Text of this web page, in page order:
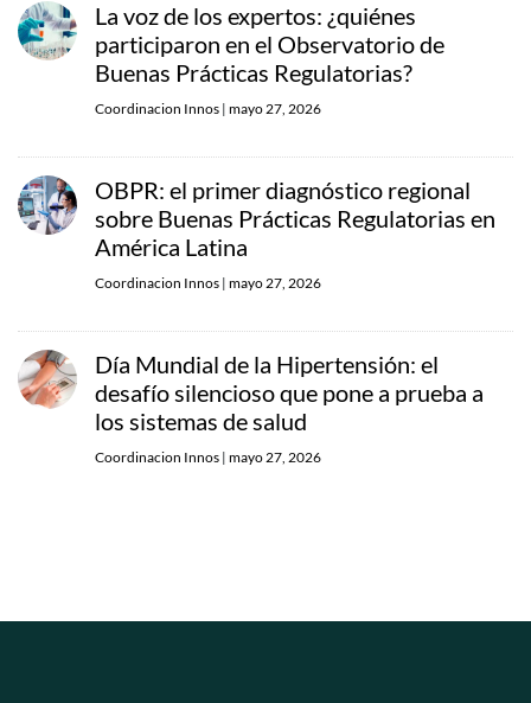
La voz de los expertos: ¿quiénes
participaron en el Observatorio de
Buenas Prácticas Regulatorias?
Coordinacion Innos | mayo 27, 2026
OBPR: el primer diagnóstico regional
sobre Buenas Prácticas Regulatorias en
América Latina
Coordinacion Innos | mayo 27, 2026
Día Mundial de la Hipertensión: el
desafío silencioso que pone a prueba a
los sistemas de salud
Coordinacion Innos | mayo 27, 2026